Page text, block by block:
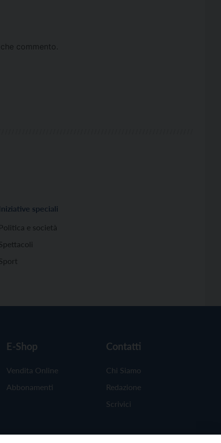
commento.
Iniziative speciali
Politica e società
E-Shop
Vendita Online
Abbonamenti
Contatti
Chi Siamo
Redazione
Scrivici